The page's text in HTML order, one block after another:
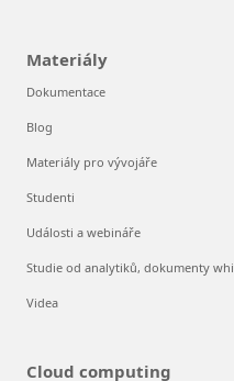
Materiály
Dokumentace
Blog
Materiály pro vývojáře
Studenti
Události a webináře
Studie od analytiků, dokumenty
Videa
Cloud computing